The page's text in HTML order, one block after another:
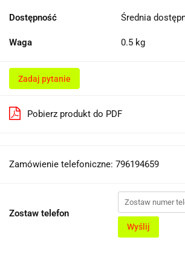
Dostępność Średnia
Waga 0.5 kg
Zadaj pytanie
Pobierz produkt do PDF
Zamówienie telefoniczne: 796194659
Zostaw telefon
Wyślij